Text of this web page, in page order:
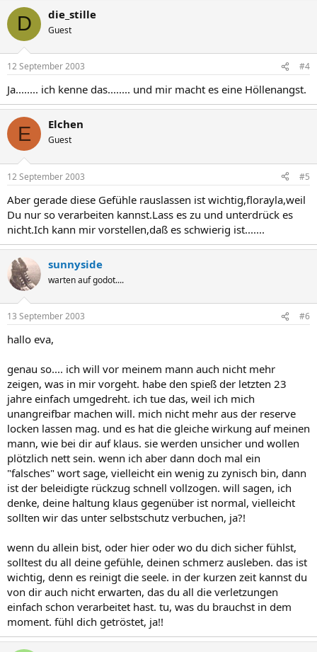
D die_stille
Guest
12 September 2003 #4
Ja........ ich kenne das........ und mir macht es eine Höllenangst.
E Elchen
Guest
12 September 2003 #5
Aber gerade diese Gefühle rauslassen ist wichtig,florayla,weil
Du nur so verarbeiten kannst.Lass es zu und unterdrück es
nicht.Ich kann mir vorstellen,daß es schwierig ist.......
sunnyside
warten auf godot....
13 September 2003 #6
hallo eva,
genau so.... ich will vor meinem mann auch nicht mehr
zeigen, was in mir vorgeht. habe den spieß der letzten 23
jahre einfach umgedreht. ich tue das, weil ich mich
unangreifbar machen will. mich nicht mehr aus der reserve
locken lassen mag. und es hat die gleiche wirkung auf meinen
mann, wie bei dir auf klaus. sie werden unsicher und wollen
plötzlich nett sein. wenn ich aber dann doch mal ein
"falsches" wort sage, vielleicht ein wenig zu zynisch bin, dann
ist der beleidigte rückzug schnell vollzogen. will sagen, ich
denke, deine haltung klaus gegenüber ist normal, vielleicht
sollten wir das unter selbstschutz verbuchen, ja?!
wenn du allein bist, oder hier oder wo du dich sicher fühlst,
solltest du all deine gefühle, deinen schmerz ausleben. das ist
wichtig, denn es reinigt die seele. in der kurzen zeit kannst du
von dir auch nicht erwarten, das du all die verletzungen
einfach schon verarbeitet hast. tu, was du brauchst in dem
moment. fühl dich getröstet, ja!!